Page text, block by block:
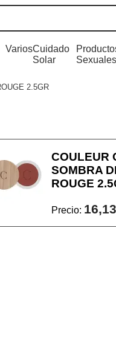
VariosCuidado
Solar
Sexuales
2.5GR
COULEUR
SOMBRA
ROUGE
Precio: